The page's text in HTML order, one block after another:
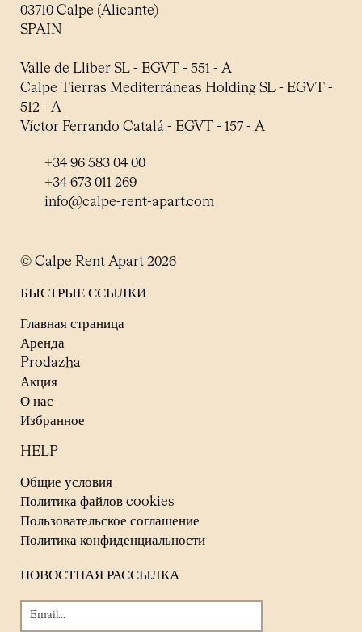
03710 Calpe (Alicante)
SPAIN
Valle de Lliber SL - EGVT - 551 - A
Calpe Tierras Mediterráneas Holding SL - EGVT -
512 - A
Víctor Ferrando Catalá - EGVT - 157 - A
+34 96 583 04 00
+34 673 011 269
info@calpe-rent-apart.com
© Calpe Rent Apart 2026
БЫСТРЫЕ ССЫЛКИ
Главная страница
Аренда
Prodazha
Акция
О нас
Избранное
HELP
Общие условия
Политика файлов cookies
Пользовательское соглашение
Политика конфиденциальности
НОВОСТНАЯ РАССЫЛКА